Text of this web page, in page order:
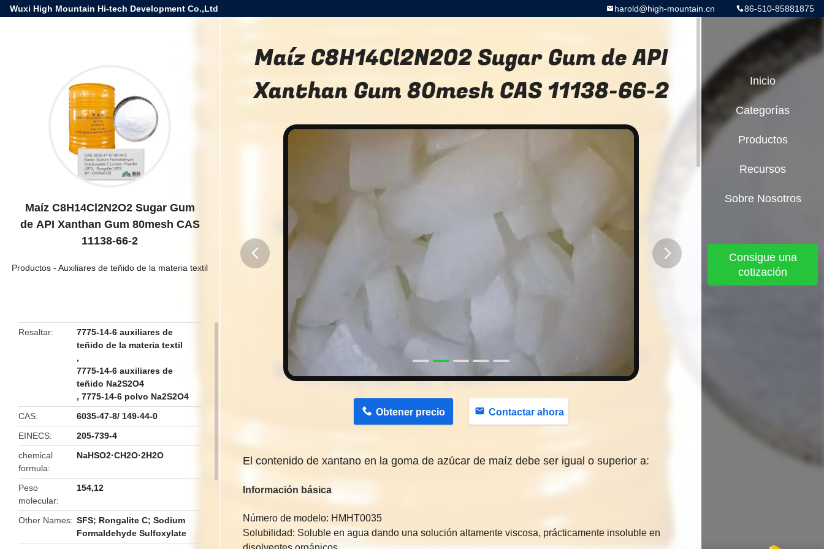
Wuxi High Mountain Hi-tech Development Co.,Ltd 86-510-85881875
harold@high-mountain.cn
Maíz C8H14Cl2N2O2 Sugar Gum
de API Xanthan Gum 80mesh CAS
11138-66-2
Productos - Auxiliares de teñido de la materia textil
Resaltar
7775-14-6 auxiliares de
teñido de la materia textil
,
7775-14-6 auxiliares de
teñido Na2S2O4
,7775-14-6 polvo Na2S2O4
CAS
6035-47-8/ 149-44-0
EINECS
205-739-4
chemical
formula
NaHSO2·CH2O·2H2O
Peso
molecular
154,12
Other Names
SFS; Rongalite C; Sodium
Formaldehyde Sulfoxylate
Maíz C8H14Cl2N2O2 Sugar Gum de API
Xanthan Gum 80mesh CAS 11138-66-2
Obtener precio Contactar ahora
El contenido de xantano en la goma de azúcar de maíz debe ser igual o superior a:
Información básica
Número de modelo: HMHT0035
Solubilidad: Soluble en agua dando una solución altamente viscosa, prácticamente insoluble en
Inicio
Categorías
Productos
Recursos
Sobre Nosotros
Consigue una
cotización